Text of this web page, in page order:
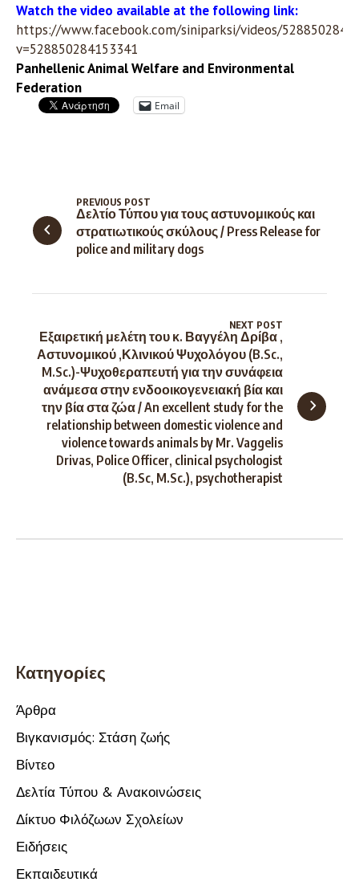
Watch the video available at the following link:
https://www.facebook.com/siniparksi/videos/
v=528850284153341
Panhellenic Animal Welfare and Environmental
Federation
Email
Δελτίο Τύπου για τους αστυνομικούς και
στρατιωτικούς σκύλους / Press Release for
police and military dogs
PREVIOUS POST
Εξαιρετική μελέτη του κ. Βαγγέλη Δρίβα ,
Αστυνομικού ,Κλινικού Ψυχολόγου (B.Sc.,
M.Sc.)-Ψυχοθεραπευτή για την συνάφεια
ανάμεσα στην ενδοοικογενειακή βία και
την βία στα ζώα / An excellent study for the
relationship between domestic violence and
violence towards animals by Mr. Vaggelis
Drivas, Police Officer, clinical psychologist
(B.Sc, M.Sc.), psychotherapist
NEXT POST
Kατηγορίες
Άρθρα
Βιγκανισμός: Στάση ζωής
Βίντεο
Δελτία Τύπου & Ανακοινώσεις
Δίκτυο Φιλόζωων Σχολείων
Ειδήσεις
Εκπαιδευτικά